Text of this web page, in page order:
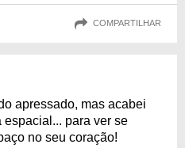
COMPARTILHAR
apressado, mas acabei
espacial... para ver se
no seu coração!